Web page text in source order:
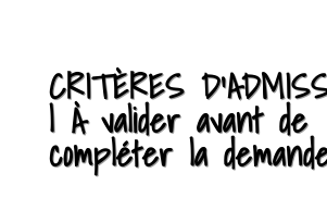
CRITÈRES
| À valider avant de
compléter la